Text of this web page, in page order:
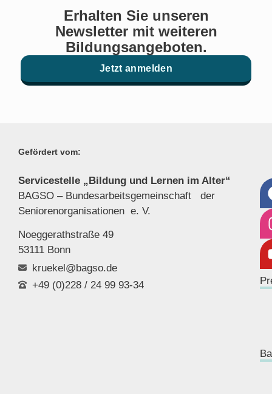
Erhalten Sie unseren
Newsletter mit weiteren
Bildungsangeboten.
Jetzt anmelden
Gefördert vom:
Servicestelle „Bildung und Lernen im Alter“
BAGSO – Bundesarbeitsgemeinschaft der
Seniorenorganisationen e. V.
Noeggerathstraße 49
53111 Bonn
kruekel@bagso.de
+49 (0)228 / 24 99 93-34